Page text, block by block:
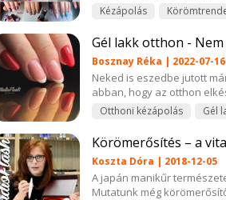
Kézápolás
Gél lakk otthon -
Bosznay Réka | 2022-07-16
Neked is eszedbe jutott
abban, hogy az otthon
Otthoni kézápolás Gél
Körömerősítés – a
Koszta Dóra | 2018-12-05
A japán manikűr
Mutatunk még